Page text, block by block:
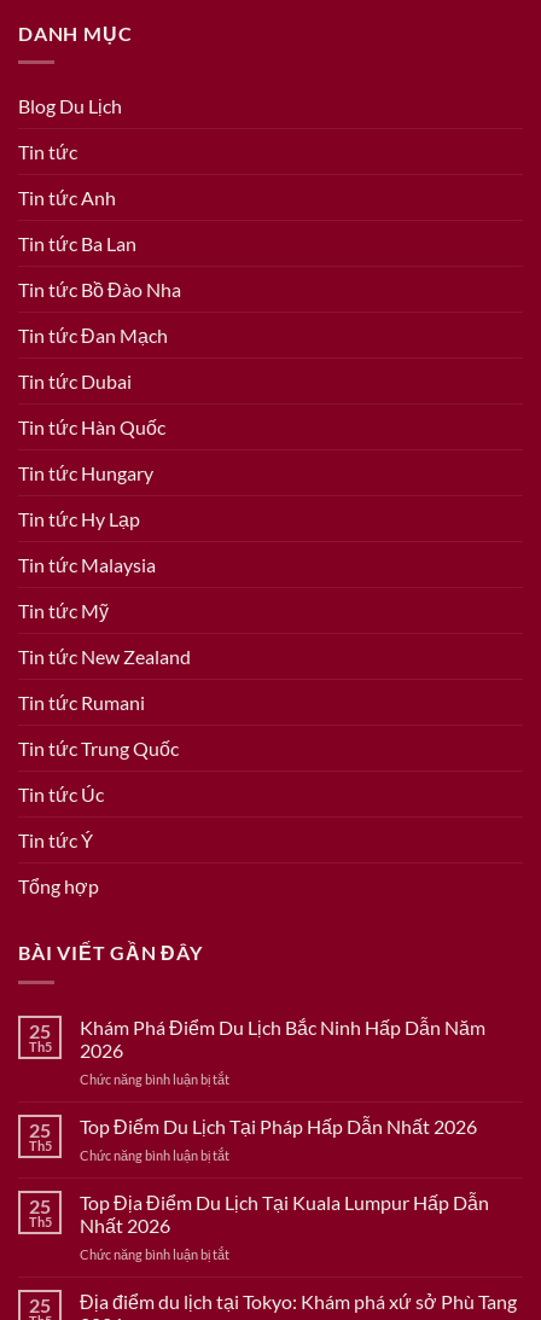
DANH MỤC
Blog Du Lịch
Tin tức
Tin tức Anh
Tin tức Ba Lan
Tin tức Bồ Đào Nha
Tin tức Đan Mạch
Tin tức Dubai
Tin tức Hàn Quốc
Tin tức Hungary
Tin tức Hy Lạp
Tin tức Malaysia
Tin tức Mỹ
Tin tức New Zealand
Tin tức Rumani
Tin tức Trung Quốc
Tin tức Úc
Tin tức Ý
Tổng hợp
BÀI VIẾT GẦN ĐÂY
25
Th5
Khám Phá Điểm Du Lịch Bắc Ninh Hấp Dẫn Năm
2026
Chức năng bình luận bị tắtở
Phá
Điểm
Du
Bắc
Dẫn
2026
25
Th5
Top Điểm Du Lịch Tại Pháp Hấp Dẫn Nhất 2026
Chức năng bình luận bị tắtở
Điểm
Du
Tại
Hấp
25
Th5
Top Địa Điểm Du Lịch Tại Kuala Lumpur Hấp Dẫn
Nhất 2026
Chức năng bình luận bị tắtở
Địa
Điểm
25
Địa điểm du lịch tại Tokyo: Khám phá xứ sở Phù Tang